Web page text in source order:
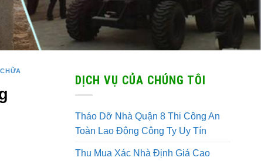
DỊCH VỤ CỦA CHÚNG TÔI
Tháo Dỡ Nhà Quận 8 Thi Công An